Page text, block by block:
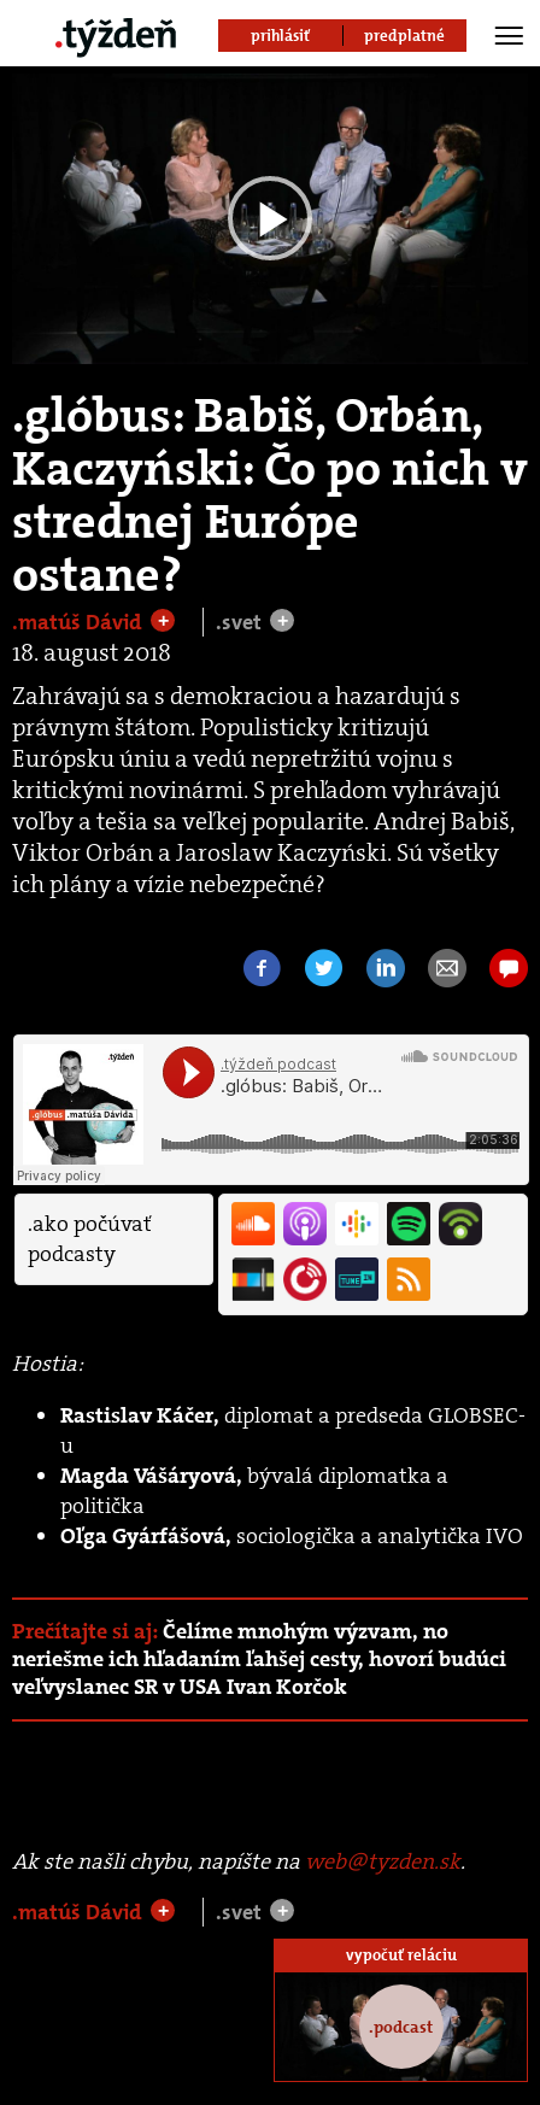
prihlásiť predplatné
Play
Video
.glóbus: Babiš, Orbán,
Kaczyński: Čo po nich v
strednej Európe
ostane?
.matúš Dávid + .svet +
18. august 2018
Zahrávajú sa s demokraciou a hazardujú s
právnym štátom. Populisticky kritizujú
Európsku úniu a vedú nepretržitú vojnu s
kritickými novinármi. S prehľadom vyhrávajú
voľby a tešia sa veľkej popularite. Andrej Babiš,
Viktor Orbán a Jaroslaw Kaczyński. Sú všetky
ich plány a vízie nebezpečné?
.ako počúvať
podcasty
Hostia:
Rastislav Káčer, diplomat a predseda GLOBSEC-
u
Magda Vášáryová, bývalá diplomatka a
politička
Oľga Gyárfášová, sociologička a analytička IVO
Prečítajte si aj:Čelíme mnohým výzvam, no
neriešme ich hľadaním ľahšej cesty, hovorí budúci
veľvyslanec SR v USA Ivan Korčok
Ak ste našli chybu, napíšte na web@tyzden.sk.
.matúš Dávid
+ .svet +
vypočuť reláciu
.podcast